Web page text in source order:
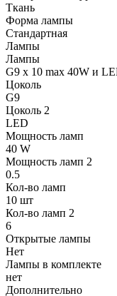
Ткань
Форма лампы
Стандартная
Лампы
Лампы
G9 x 10 max 40W и
Цоколь
G9
Цоколь 2
LED
Мощность ламп
40 W
Мощность ламп 2
0.5
Кол-во ламп
10 шт
Кол-во ламп 2
6
Открытые лампы
Нет
Лампы в комплекте
нет
Дополнительно